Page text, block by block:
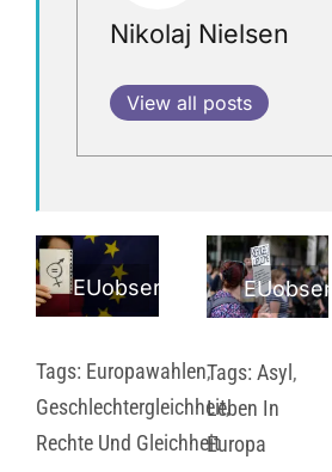
Nikolaj Nielsen
View all posts
EUobserver
Tags: Europawahlen,
Geschlechtergleichheit,
Rechte Und Gleichheit
Tags: Asyl,
Leben In
Europa